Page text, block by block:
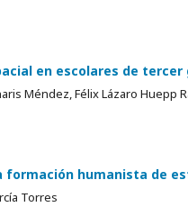
en escolares de tercer
Méndez, Félix Lázaro Huepp
formación humanista de
Torres